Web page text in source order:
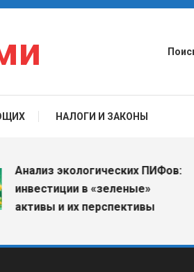
НАЛОГИ И ЗАКОНЫ
экологических ПИФов:
в «зеленые»
и их перспективы